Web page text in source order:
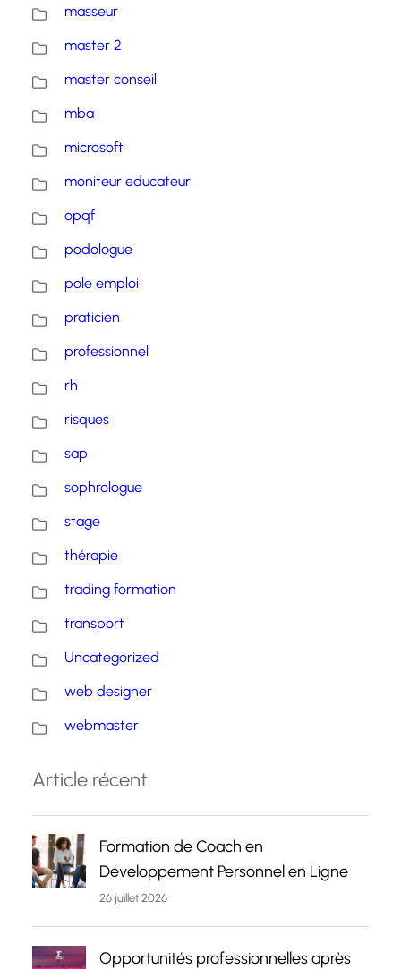
masseur
master 2
master conseil
mba
microsoft
moniteur educateur
opqf
podologue
pole emploi
praticien
professionnel
rh
risques
sap
sophrologue
stage
thérapie
trading formation
transport
Uncategorized
web designer
webmaster
Article récent
Formation de Coach en
Développement Personnel en Ligne
26 juillet 2026
Opportunités professionnelles après